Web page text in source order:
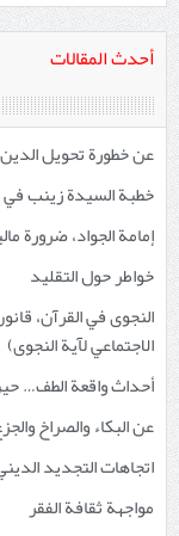
أحدث المقالات
عن خطورة تحويل
خطبة السيدة زينب
إمامة الجواد، ضرورة
خواطر حول التقليد
النجوى في القرآن،
الاجتماعي لآية النجوى)
أحداث واقعة الطف…
عن البكاء والصراخ
اتجاهات التجديد
مواجهة ثقافة الفقر